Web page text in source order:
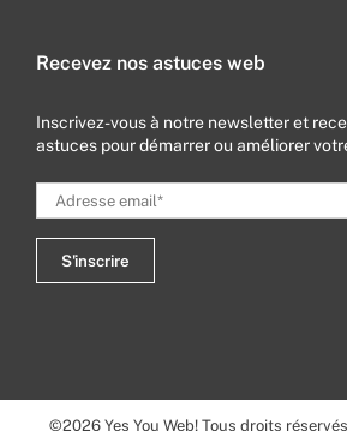
Recevez nos astuces web
Inscrivez-vous à notre newsletter et
astuces pour démarrer ou améliorer
©2026 Yes You Web! Tous droits